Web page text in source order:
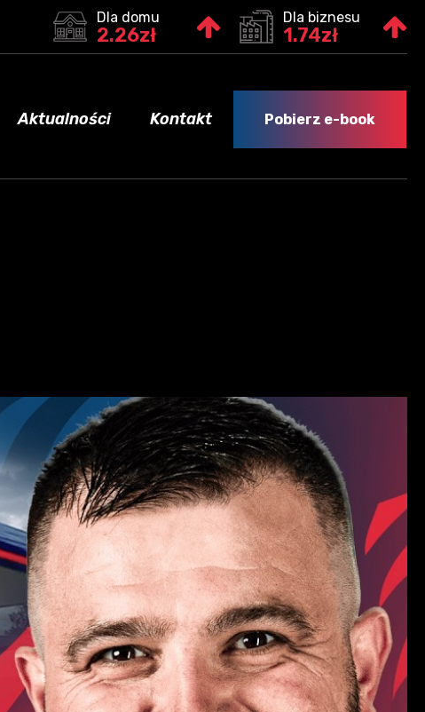
Dla domu
2.26zł
Dla biznesu
1.74zł
Aktualności Kontakt Pobierz e-book